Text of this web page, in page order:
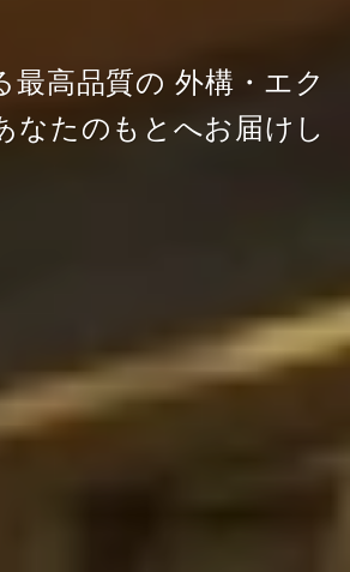
最高品質の 外構・エク
なたのもとへお届けし